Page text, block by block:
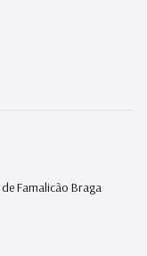
Famalicão Braga